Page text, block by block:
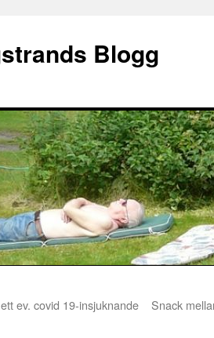
Blogg
ev. covid 19-insjuknande Snack